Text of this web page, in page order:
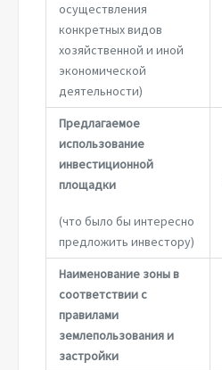
осуществления
конкретных видов
хозяйственной и иной
экономической
деятельности)
Предлагаемое
использование
инвестиционной
площадки
(что было бы интересно
предложить инвестору)
Наименование зоны в
соответствии с
правилами
землепользования и
застройки